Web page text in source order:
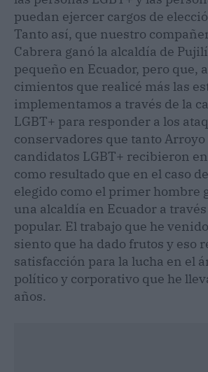
puedan ejercer cargos de
Tanto así, que nuestro
Cabrera ganó la alcaldía de
pequeño en Ecuador, pero que,
cimientos que realicé más las
implementamos a través de la
LGBT+ para responder a los
conservadores que tanto Arroyo
candidatos LGBT+ recibieron
como resultado que en el caso
elegido como el primer hombre
una alcaldía en Ecuador a
popular. El trabajo que he
siento que ha dado frutos y eso
satisfacción para la lucha en el
político y corporativo que he
años.